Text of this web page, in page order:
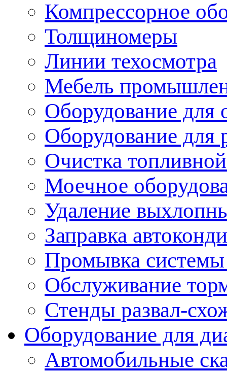
Компрессорное
Толщиномеры
Линии техосмотра
Мебель
Оборудование для
Оборудование для
Очистка
Моечное
Удаление
Заправка
Промывка
Обслуживание
Стенды развал-
Оборудование для
Автомобильные